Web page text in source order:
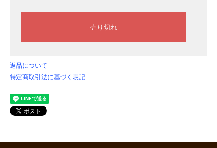
返品について
特定商取引法に基づく表記